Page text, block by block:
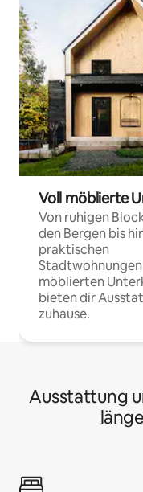
Voll möblierte
Von ruhigen
den Bergen bis
praktischen
Stadtwohnungen
möblierten
bieten dir
zuhause.
Ausstattung